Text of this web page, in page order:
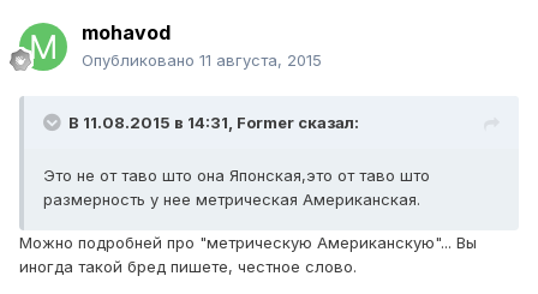
mohavod
Опубликовано 11 августа, 2015
В 11.08.2015 в 14:31, Former сказал:
Это не от таво што она Японская,это от таво што
размерность у нее метрическая Американская.
Можно подробней про "метрическую Американскую"... Вы
иногда такой бред пишете, честное слово.